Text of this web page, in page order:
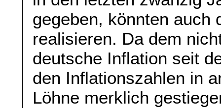
gegeben, könnten auch
realisieren. Da dem
deutsche Inflation seit
den Inflationszahlen in
Löhne merklich